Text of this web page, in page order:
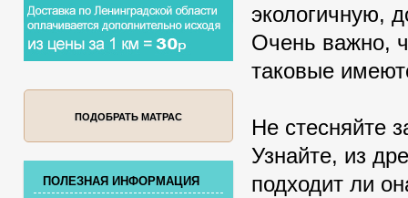
экологичную,
Очень важно,
таковые
Не стесняйте
Узнайте, из
подходит ли
ПОДОБРАТЬ МАТРАС
ПОЛЕЗНАЯ ИНФОРМАЦИЯ